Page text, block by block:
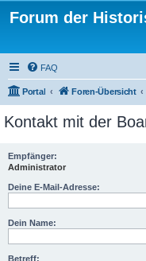
Forum der
FAQ
Portal Foren-Übersicht
Kontakt mit der
Empfänger:
Administrator
Deine E-Mail-Adresse:
Dein Name:
Betreff: